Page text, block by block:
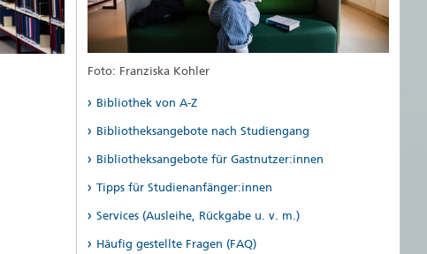
Foto: Franziska Kohler
Bibliothek von A-Z
Bibliotheksangebote nach Studiengang
Bibliotheksangebote für Gastnutzer:innen
Tipps für Studienanfänger:innen
Services (Ausleihe, Rückgabe u. v. m.)
Häufig gestellte Fragen (FAQ)